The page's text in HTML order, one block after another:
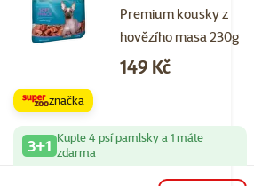
Premium kousky z
hovězího masa 230g
Cena
149 Kč
značka
3+1 Kupte 4 psí pamlsky a 1 máte
zdarma